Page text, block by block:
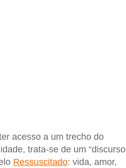
acesso a um trecho do
trata-se de um “discurso
Ressuscitado: vida, amor,